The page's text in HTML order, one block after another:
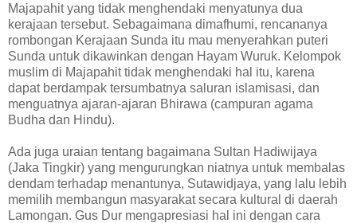
Majapahit yang tidak menghendaki menyatunya dua
kerajaan tersebut. Sebagaimana dimafhumi, rencananya
rombongan Kerajaan Sunda itu mau menyerahkan puteri
Sunda untuk dikawinkan dengan Hayam Wuruk. Kelompok
muslim di Majapahit tidak menghendaki hal itu, karena
dapat berdampak tersumbatnya saluran islamisasi, dan
menguatnya ajaran-ajaran Bhirawa (campuran agama
Budha dan Hindu).
Ada juga uraian tentang bagaimana Sultan Hadiwijaya
(Jaka Tingkir) yang mengurungkan niatnya untuk membalas
dendam terhadap menantunya, Sutawidjaya, yang lalu lebih
memilih membangun masyarakat secara kultural di daerah
Lamongan. Gus Dur mengapresiasi hal ini dengan cara